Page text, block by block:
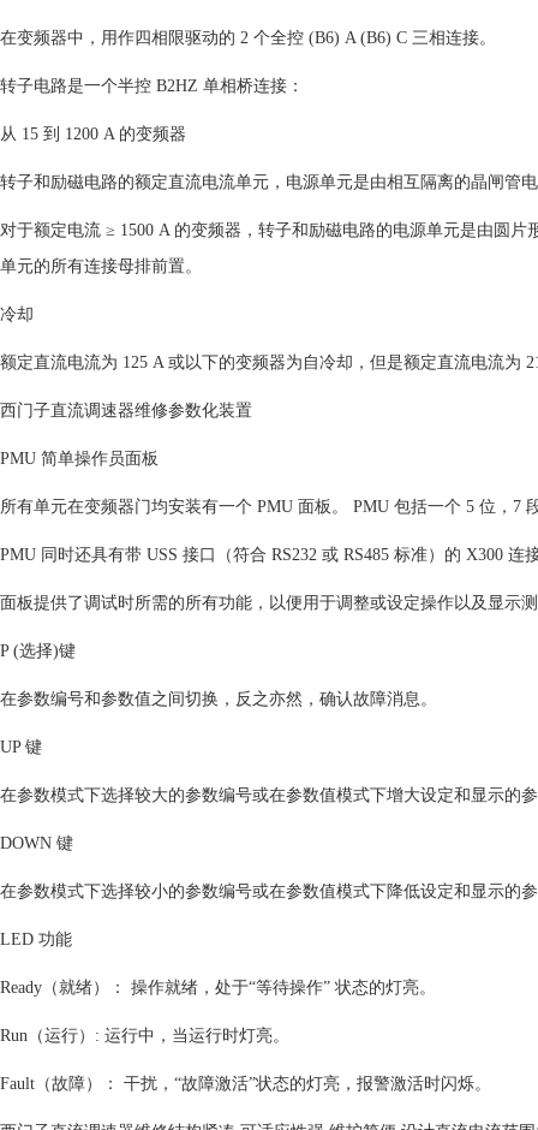
在变频器中，用作四相限驱动的 2 个全控 (B6) A (B6) C 三相连接。
转子电路是一个半控 B2HZ 单相桥连接：
从 15 到 1200 A 的变频器
转子和励磁电路的额定直流电流单元，电源单元是由相互隔离的晶闸管
对于额定电流 ≥ 1500 A 的变频器，转子和励磁电路的电源单元是由圆
单元的所有连接母排前置。
冷却
额定直流电流为 125 A 或以下的变频器为自冷却，但是额定直流电流为
西门子直流调速器维修参数化装置
PMU 简单操作员面板
所有单元在变频器门均安装有一个 PMU 面板。 PMU 包括一个 5 位，7
PMU 同时还具有带 USS 接口（符合 RS232 或 RS485 标准）的 X300 连
面板提供了调试时所需的所有功能，以便用于调整或设定操作以及显示
P (选择)键
在参数编号和参数值之间切换，反之亦然，确认故障消息。
UP 键
在参数模式下选择较大的参数编号或在参数值模式下增大设定和显示的
DOWN 键
在参数模式下选择较小的参数编号或在参数值模式下降低设定和显示的
LED 功能
Ready（就绪）： 操作就绪，处于“等待操作” 状态的灯亮。
Run（运行）: 运行中，当运行时灯亮。
Fault（故障）： 干扰，“故障激活”状态的灯亮，报警激活时闪烁。